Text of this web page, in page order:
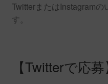
TwitterまたはInstagramの
す。
【Twitterで応募